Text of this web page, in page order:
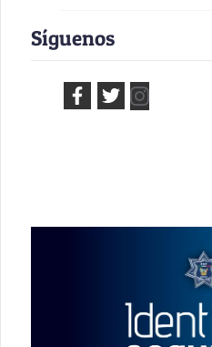
Síguenos